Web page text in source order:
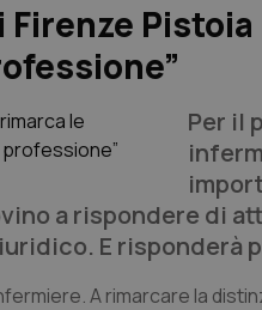
Per il
a rispondere di
E risponderà
A rimarcare la